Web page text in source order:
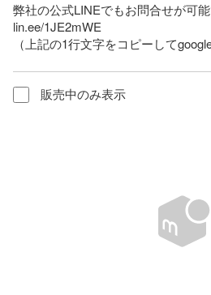
弊社の公式LINEでもお問合せが可能
lin.ee/1JE2mWE
（上記の1行文字をコピーして
販売中のみ表示